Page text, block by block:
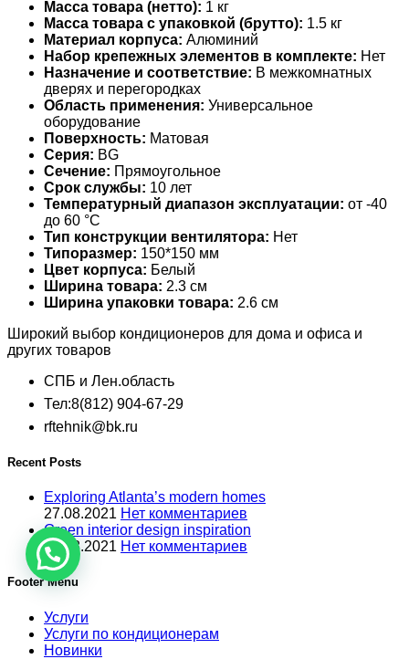
Масса товара (нетто): 1 кг
Масса товара с упаковкой (брутто): 1.5 кг
Материал корпуса: Алюминий
Набор крепежных элементов в комплекте: Нет
Назначение и соответствие: В межкомнатных
дверях и перегородках
Область применения: Универсальное
оборудование
Поверхность: Матовая
Серия: BG
Сечение: Прямоугольное
Срок службы: 10 лет
Температурный диапазон эксплуатации: от -40
до 60 °С
Тип конструкции вентилятора: Нет
Типоразмер: 150*150 мм
Цвет корпуса: Белый
Ширина товара: 2.3 см
Ширина упаковки товара: 2.6 см
Широкий выбор кондиционеров для дома и офиса и
других товаров
СПБ и Лен.область
Тел:8(812) 904-67-29
rftehnik@bk.ru
Recent Posts
Exploring Atlanta’s modern homes
27.08.2021 Нет комментариев
Green interior design inspiration
27.08.2021 Нет комментариев
Footer Menu
Услуги
Услуги по кондиционерам
Новинки